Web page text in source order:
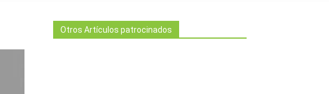
Otros Artículos patrocinados